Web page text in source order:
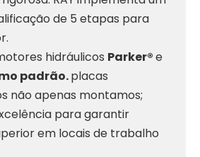
de 5 etapas para
hidráulicos Parker®e
padrão.placas
não apenas montamos;
para garantir
em locais de trabalho